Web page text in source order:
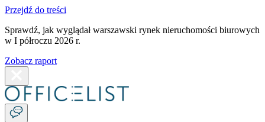
Przejdź do treści
Sprawdź, jak wyglądał warszawski rynek nieruchomości biurowych
w I półroczu 2026 r.
Zobacz raport